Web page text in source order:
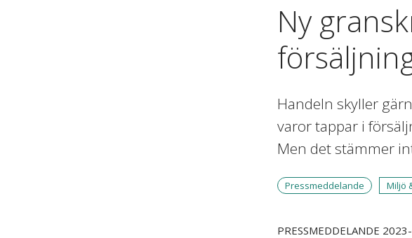
Ny
Handeln skyller
varor tappar i
Men det stämmer
Pressmeddelande Miljö
PRESSMEDDELANDE